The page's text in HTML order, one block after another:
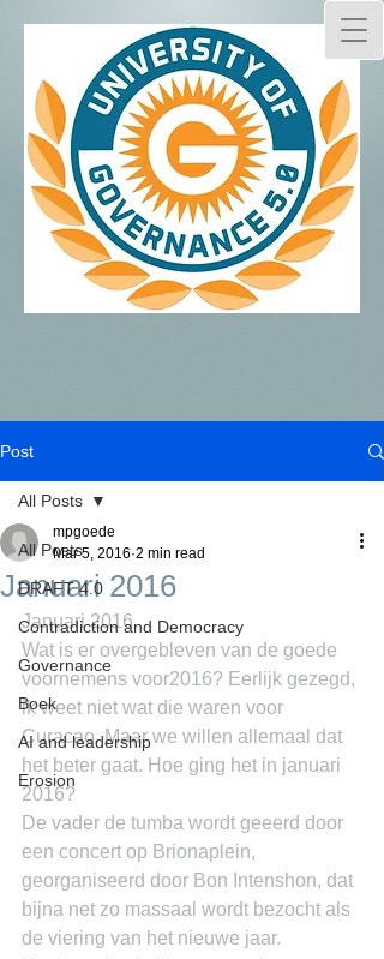
Post
All Posts
DRAFT 4.0
Contradiction and Democracy
Governance
Boek
AI and leadership
Erosion
All Posts
Januari 2016
mpgoede
Mar 5, 2016 2 min read
Januari 2016
Wat is er overgebleven van de goede
voornemens voor2016? Eerlijk gezegd,
ik weet niet wat die waren voor
Curacao. Maar we willen allemaal dat
het beter gaat. Hoe ging het in januari
2016?
De vader de tumba wordt geeerd door
een concert op Brionaplein,
georganiseerd door Bon Intenshon, dat
bijna net zo massaal wordt bezocht als
de viering van het nieuwe jaar.